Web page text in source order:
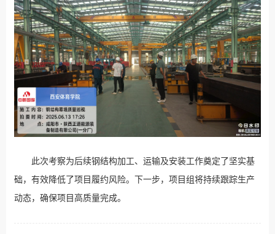
此次考察为后续钢结构加工、运输及安装工作奠定了坚实基
础，有效降低了项目履约风险。下一步，项目组将持续跟踪生产
动态，确保项目高质量完成。